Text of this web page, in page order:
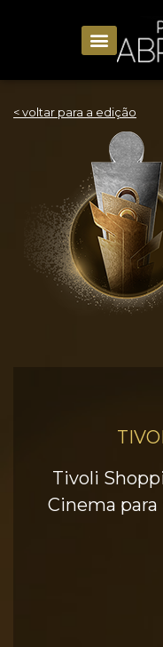
< voltar para a edição
Tivoli
Cinema